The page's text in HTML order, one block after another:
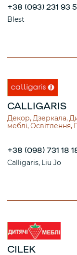
+38 (093) 231 93
Blest
CALLIGARIS
Декор Дзеркала
меблі Освітлення
+38 (098) 731 18
Calligaris Liu Jo
CILEK